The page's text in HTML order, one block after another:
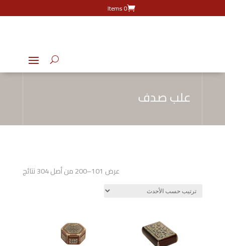
0 Items
علب صدف
عرض 101–200 من أصل 304 نتائج